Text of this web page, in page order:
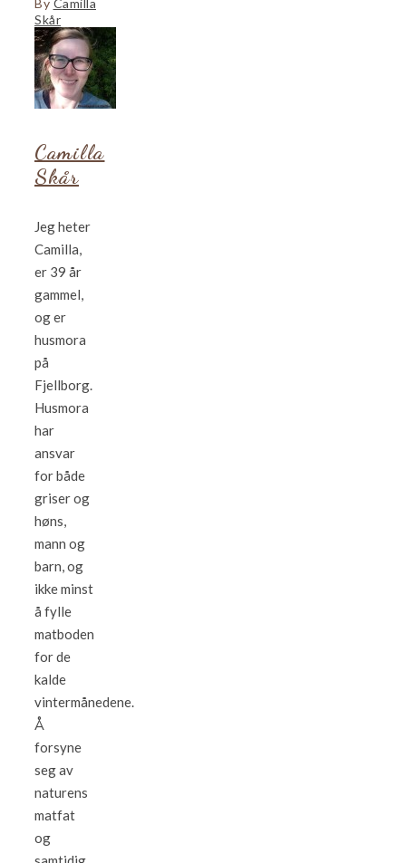
By Camilla
Skår
Camilla
Skår
Jeg heter
Camilla,
er 39 år
gammel,
og er
husmora
på
Fjellborg.
Husmora
har
ansvar
for både
griser og
høns,
mann og
barn, og
ikke minst
å fylle
matboden
for de
kalde
vintermånedene.
Å
forsyne
seg av
naturens
matfat
og